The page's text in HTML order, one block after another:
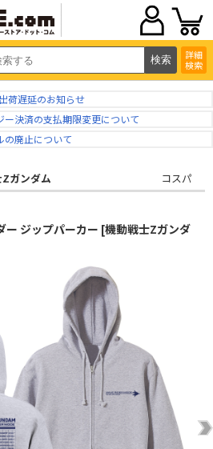
詳細
検索
荷遅延のお知らせ
ー決済の支払期限変更について
の廃止について
ガンダム コスパ
ー ジップパーカー [機動戦士Zガンダ